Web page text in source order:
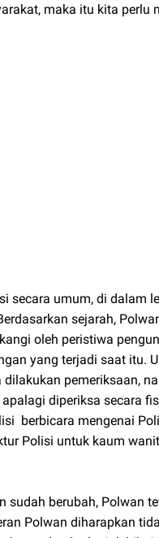
maka itu kita perlu
secara umum, di dalam
sejarah,
oleh peristiwa
yang terjadi saat itu.
pemeriksaan,
diperiksa secara
berbicara mengenai
Polisi untuk kaum
sudah berubah, Polwan
Polwan diharapkan